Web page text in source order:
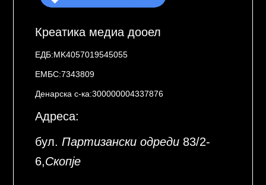
Креатика медиа дооел
ЕДБ:MK4057019545055
ЕМБС:7343809
Денарска с-ка:300000004337876
Адреса:
бул.Партизански одреди 83/2-
6,Скопје